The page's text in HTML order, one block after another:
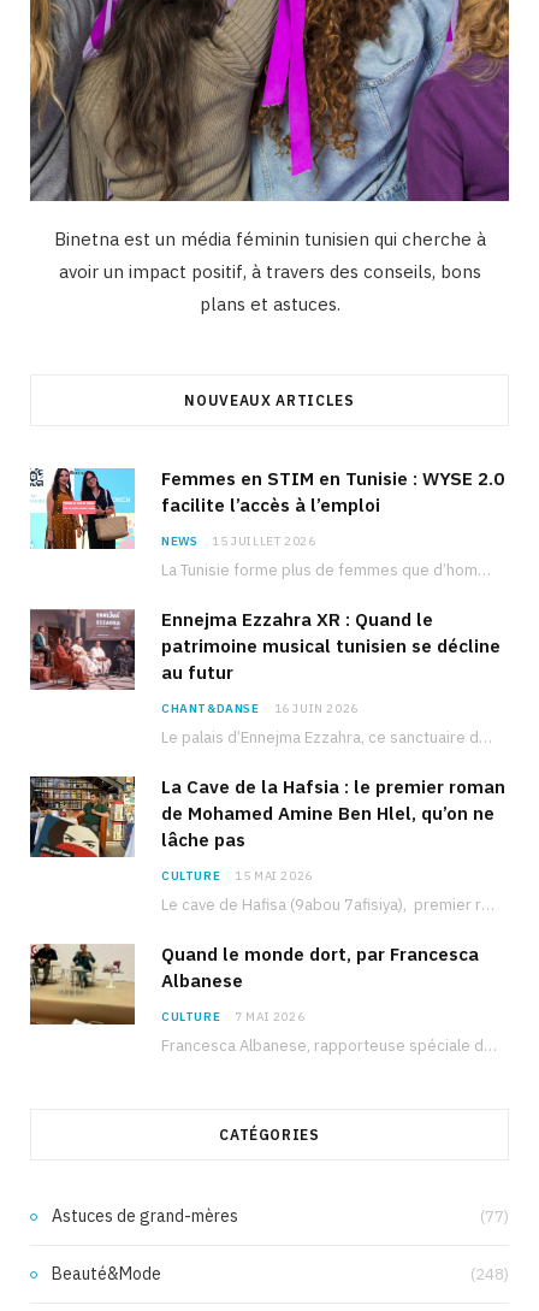
Binetna est un média féminin tunisien qui cherche à
avoir un impact positif, à travers des conseils, bons
plans et astuces.
NOUVEAUX ARTICLES
Femmes en STIM en Tunisie : WYSE 2.0
facilite l’accès à l’emploi
NEWS 15 JUILLET 2026
La Tunisie forme plus de femmes que d’hommes dans les filières scientifiques. Pourtant, pour beaucoup…
Ennejma Ezzahra XR : Quand le
patrimoine musical tunisien se décline
au futur
CHANT&DANSE 16 JUIN 2026
Le palais d’Ennejma Ezzahra, ce sanctuaire de la musique tunisienne et méditerranéenne construit par le…
La Cave de la Hafsia : le premier roman
de Mohamed Amine Ben Hlel, qu’on ne
lâche pas
CULTURE 15 MAI 2026
Le cave de Hafisa (9abou 7afisiya), premier roman du journaliste tunisien Mohamed Amine Ben Hlel,…
Quand le monde dort, par Francesca
Albanese
CULTURE 7 MAI 2026
Francesca Albanese, rapporteuse spéciale de l’ONU sur les territoires palestiniens occupés, était à Tunis pour…
CATÉGORIES
Astuces de grand-mères (77)
Beauté&Mode (248)